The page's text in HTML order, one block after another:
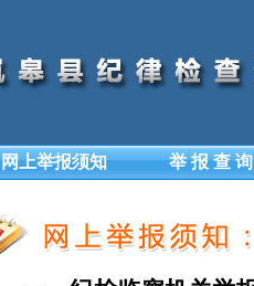
网上举报须知 举 报 查 询